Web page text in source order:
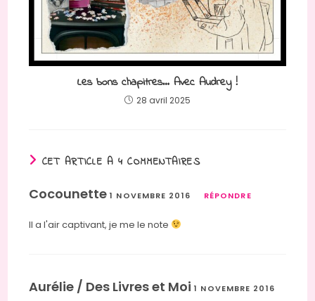
Les bons chapitres… Avec Audrey !
28 avril 2025
CET ARTICLE A 4 COMMENTAIRES
Cocounette1 NOVEMBRE 2016 RÉPONDRE
Il a l'air captivant, je me le note
Aurélie / Des Livres et Moi1 NOVEMBRE 2016